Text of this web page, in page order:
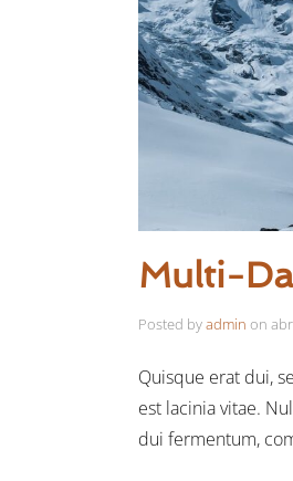
Multi-
Posted byadmin on
Quisque erat dui,
est lacinia vitae.
dui fermentum,